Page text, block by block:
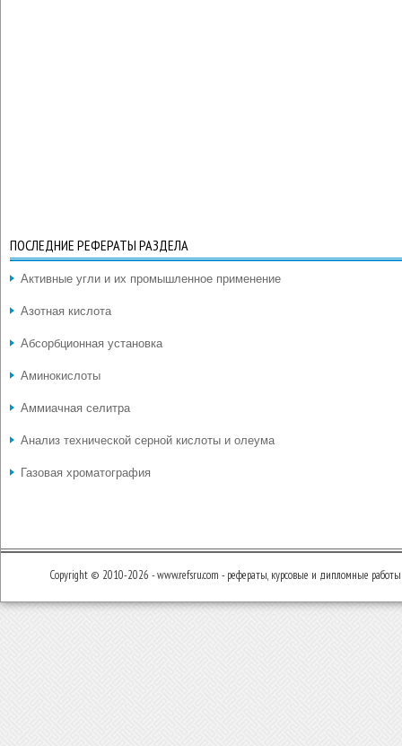
ПОСЛЕДНИЕ РЕФЕРАТЫ РАЗДЕЛА
Активные угли и их промышленное применение
Азотная кислота
Абсорбционная установка
Аминокислоты
Аммиачная селитра
Анализ технической серной кислоты и олеума
Газовая хроматография
Copyright © 2010-2026 - www.refsru.com - рефераты, курсовые и дипломные работы